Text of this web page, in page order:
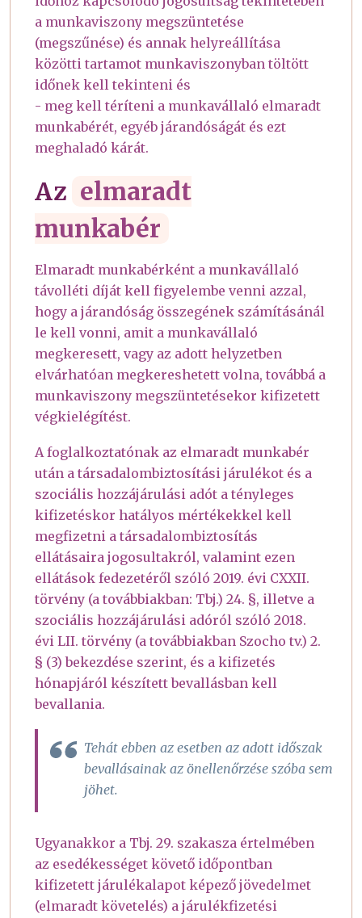
a munkaviszony megszüntetése
(megszűnése) és annak helyreállítása
közötti tartamot munkaviszonyban töltött
időnek kell tekinteni és
- meg kell téríteni a munkavállaló elmaradt
munkabérét, egyéb járandóságát és ezt
meghaladó kárát.
Az elmaradt
munkabér
Elmaradt munkabérként a munkavállaló
távolléti díját kell figyelembe venni azzal,
hogy a járandóság összegének számításánál
le kell vonni, amit a munkavállaló
megkeresett, vagy az adott helyzetben
elvárhatóan megkereshetett volna, továbbá a
munkaviszony megszüntetésekor kifizetett
végkielégítést.
A foglalkoztatónak az elmaradt munkabér
után a társadalombiztosítási járulékot és a
szociális hozzájárulási adót a tényleges
kifizetéskor hatályos mértékekkel kell
megfizetni a társadalombiztosítás
ellátásaira jogosultakról, valamint ezen
ellátások fedezetéről szóló 2019. évi CXXII.
törvény (a továbbiakban: Tbj.) 24. §, illetve a
szociális hozzájárulási adóról szóló 2018.
évi LII. törvény (a továbbiakban Szocho tv.) 2.
§ (3) bekezdése szerint, és a kifizetés
hónapjáról készített bevallásban kell
bevallania.
Tehát ebben az esetben az adott időszak
bevallásainak az önellenőrzése szóba sem
jöhet.
Ugyanakkor a Tbj. 29. szakasza értelmében
az esedékességet követő időpontban
kifizetett járulékalapot képező jövedelmet
(elmaradt követelés) a járulékfizetési